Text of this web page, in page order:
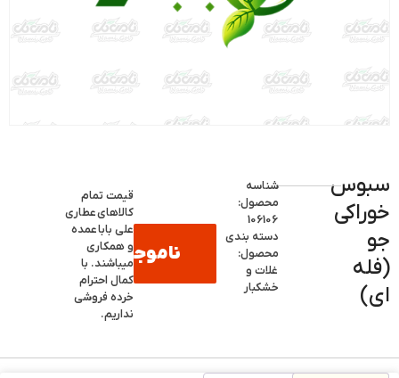
سبوس
خوراکی
جو
(فله
ای)
شناسه
محصول:
106106
دسته بندی
محصول:
غلات و
خشکبار
ناموجود
قیمت تمام
کالاهایعطاری
علی باباعمده
و همکاری
میباشند. با
کمال احترام
خرده فروشی
نداریم.